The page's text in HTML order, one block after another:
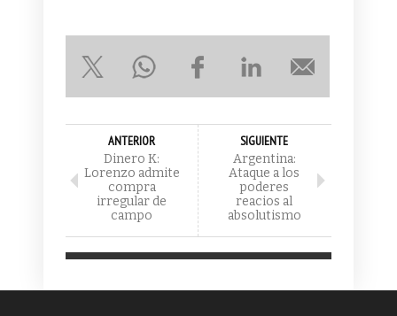
ANTERIOR
Dinero K:
Lorenzo admite
compra
irregular de
campo
SIGUIENTE
Argentina:
Ataque a los
poderes
reacios al
absolutismo